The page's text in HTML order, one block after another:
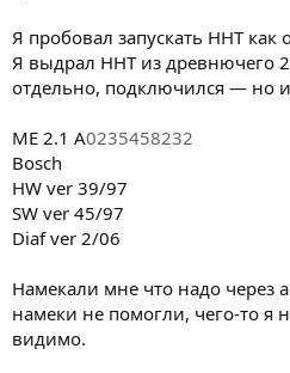
Я пробовал запускать HHT как
Я выдрал HHT из древнючего
отдельно, подключился — но
ME 2.1 A0235458232
Bosch
HW ver 39/97
SW ver 45/97
Diaf ver 2/06
Намекали мне что надо через
намеки не помогли, чего-то я
видимо.